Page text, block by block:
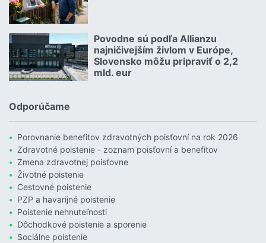
Povodne sú podľa Allianzu
najničivejším živlom v Európe,
Slovensko môžu pripraviť o 2,2
mld. eur
23.07.2026 |
Odporúčame
Porovnanie benefitov zdravotných poisťovní na rok 2026
Zdravotné poistenie - zoznam poisťovní a benefitov
Zmena zdravotnej poisťovne
Životné poistenie
Cestovné poistenie
PZP a havarijné poistenie
Poistenie nehnuteľnosti
Dôchodkové poistenie a sporenie
Sociálne poistenie